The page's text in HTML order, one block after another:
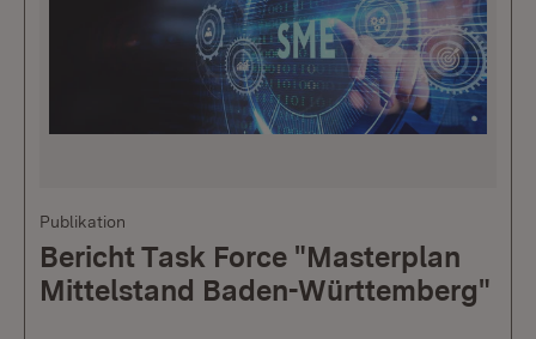
Publikation
Bericht Task Force "Masterplan
Mittelstand Baden-Württemberg"